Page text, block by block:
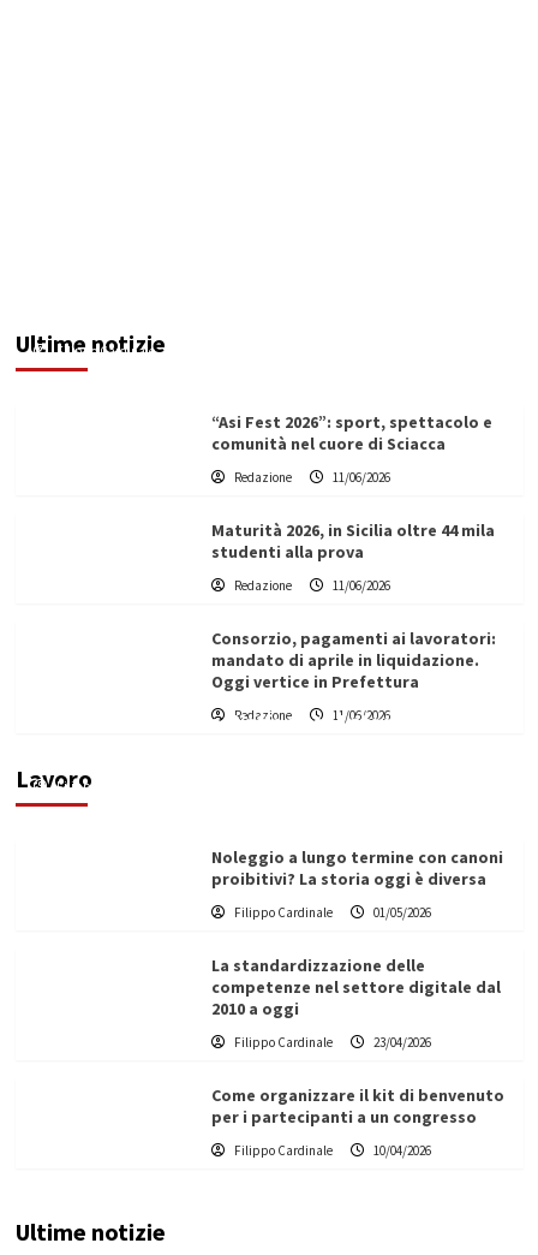
Ultime notizie
Filippo Cardinale
“Asi Fest 2026”: sport, spettacolo e
comunità nel cuore di Sciacca
Redazione 11/06/2026
Maturità 2026, in Sicilia oltre 44 mila
studenti alla prova
Redazione 11/06/2026
Consorzio, pagamenti ai lavoratori:
mandato di aprile in liquidazione.
Oggi vertice in Prefettura
Redazione 11/06/2026
Lavoro
Vino in Italia: il giro d’affari contribuisce
Filippo Cardinale
Noleggio a lungo termine con canoni
proibitivi? La storia oggi è diversa
Filippo Cardinale 01/05/2026
La standardizzazione delle
competenze nel settore digitale dal
2010 a oggi
Filippo Cardinale 23/04/2026
Come organizzare il kit di benvenuto
per i partecipanti a un congresso
Filippo Cardinale 10/04/2026
Ultime notizie